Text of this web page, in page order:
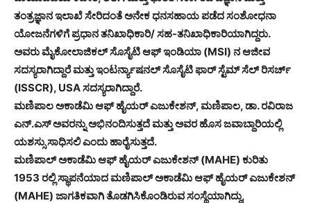
ತಂತ್ರಜ್ಞಾನ ಇಲಾಖೆ ಸೇರಿದಂತೆ ಅನೇಕ ಧನಸಹಾಯ ಪಡೆದ ಸಂಶೋಧನಾ
ಯೋಜನೆಗಳಿಗೆ ಪ್ರಧಾನ ತನಿಖಾಧಿಕಾರಿ/ ಸಹ-ತನಿಖಾಧಿಕಾರಿಯಾಗಿದ್ದರು.
ಅವರು ಮೈಕೋಲಾಜಿಕಲ್ ಸೊಸೈಟಿ ಆಫ್ ಇಂಡಿಯಾ (MSI) ನ ಆಜೀವ
ಸದಸ್ಯರಾಗಿದ್ದಾರೆ ಮತ್ತು ಇಂಟರ್ನ್ಯಾಷನಲ್ ಸೊಸೈಟಿ ಫಾರ್ ಸ್ಟೆಮ್ ಸೆಲ್ ರಿಸರ್ಚ್
(ISSCR), USA ಸದಸ್ಯರಾಗಿದ್ದಾರೆ.
ಮಣಿಪಾಲ ಅಕಾಡೆಮಿ ಆಫ್ ಹೈಯರ್ ಎಜುಕೇಶನ್, ಮಣಿಪಾಲ, ಡಾ. ರವಿರಾಜ
ಎನ್.ಎಸ್ ಅವರನ್ನು ಅಭಿನಂದಿಸುತ್ತದೆ ಮತ್ತು ಅವರ ಹೊಸ ಜವಾಬ್ದಾರಿಯಲ್ಲಿ
ಯಶಸ್ಸು ಸಾಧಿಸಲಿ ಎಂದು ಹಾರೈಸುತ್ತದೆ.
ಮಣಿಪಾಲ್ ಅಕಾಡೆಮಿ ಆಫ್ ಹೈಯರ್ ಎಜುಕೇಶನ್ (MAHE) ಕುರಿತು
1953 ರಲ್ಲಿ ಸ್ಥಾಪನೆಯಾದ ಮಣಿಪಾಲ್ ಅಕಾಡೆಮಿ ಆಫ್ ಹೈಯರ್ ಎಜುಕೇಶನ್
(MAHE) ಜಾಗತಿಕವಾಗಿ ತೊಡಗಿಸಿಕೊಂಡಿರುವ ಸಂಸ್ಥೆಯಾಗಿದ್ದು,